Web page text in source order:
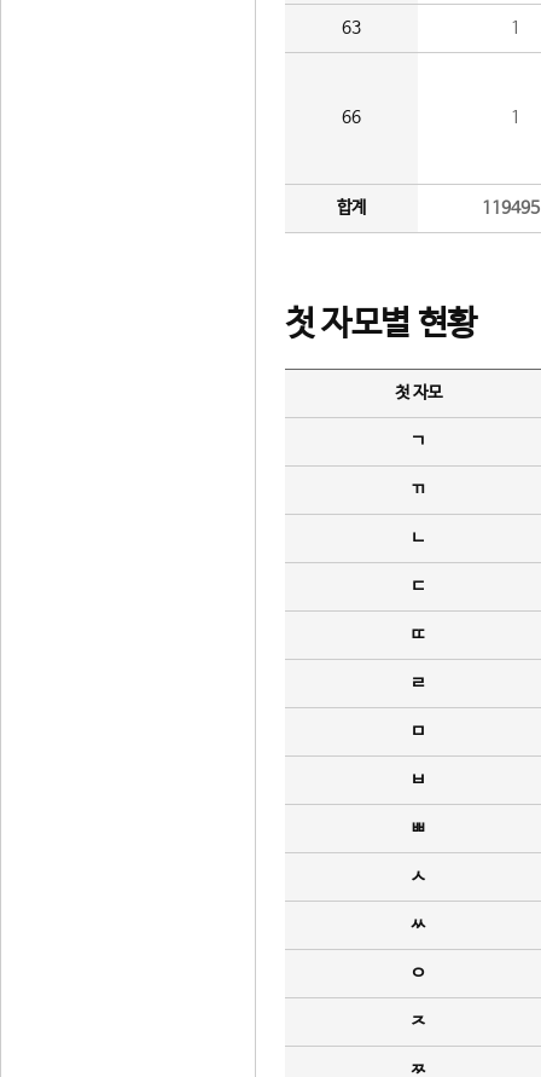
63 1
66 1
합계
첫 자모별 현황
첫 자모
ㄱ
ㄲ
ㄴ
ㄷ
ㄸ
ㄹ
ㅁ
ㅂ
ㅃ
ㅅ
ㅆ
ㅇ
ㅈ
ㅉ